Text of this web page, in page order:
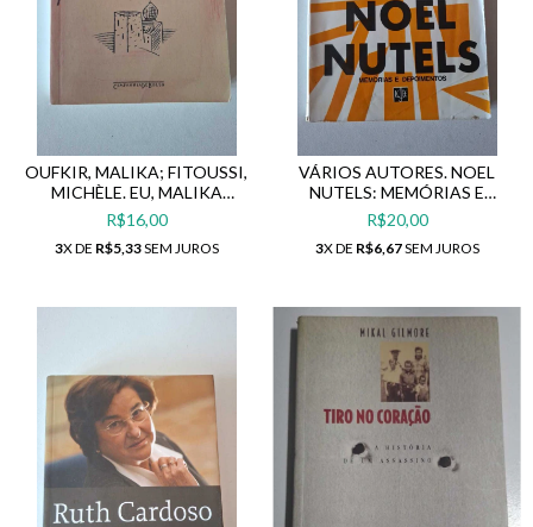
OUFKIR, MALIKA; FITOUSSI,
MICHÈLE. EU, MALIKA
OUFKIR, PRISIONEIRA DO REI
R$16,00
3X DE R$5,33SEM JUROS
VÁRIOS AUTORES. NOEL
NUTELS: MEMÓRIAS E
DEPOIMENTOS
R$20,00
3X DE R$6,67SEM JUROS